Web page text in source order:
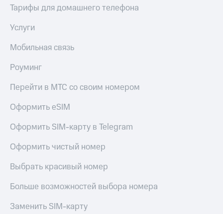
Тарифы для домашнего телефона
Услуги
Мобильная связь
Роуминг
Перейти в МТС со своим номером
Оформить eSIM
Оформить SIM-карту в Telegram
Оформить чистый номер
Выбрать красивый номер
Больше возможностей выбора номера
Заменить SIM-карту